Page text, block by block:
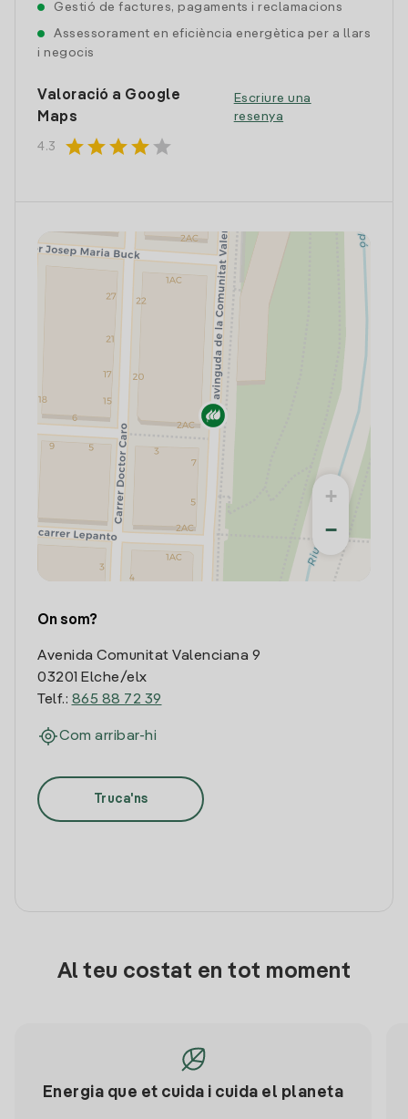
Gestió de factures, pagaments i reclamacions
Assessorament en eficiència energètica per a llars
i negocis
Valoració a Google
Maps
4.3 starstarstarstar star
Escriure una
resenya
+
−
On som?
Avenida Comunitat Valenciana 9
03201 Elche/elx
Telf.: 865 88 72 39
Com arribar-hi
Truca'ns
Al teu costat en tot moment
Energia que et cuida i cuida el planeta